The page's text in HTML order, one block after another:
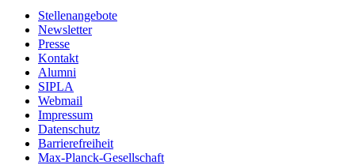
Stellenangebote
Newsletter
Presse
Kontakt
Alumni
SIPLA
Webmail
Impressum
Datenschutz
Barrierefreiheit
Max-Planck-Gesellschaft